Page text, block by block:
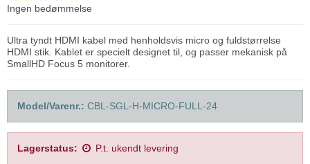
Ingen bedømmelse
Ultra tyndt HDMI kabel med henholdsvis micro og fuldstørrelse
HDMI stik. Kablet er specielt designet til, og passer mekanisk på
SmallHD Focus 5 monitorer.
Model/Varenr.: CBL-SGL-H-MICRO-FULL-24
Lagerstatus: P.t. ukendt levering